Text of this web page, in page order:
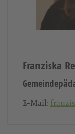
Franziska
E-Mail: